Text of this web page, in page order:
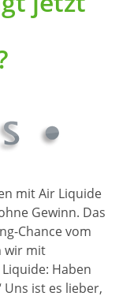
mit Air Liquide
Gewinn. Das
Chance vom
wir mit
Haben
Uns ist es lieber,